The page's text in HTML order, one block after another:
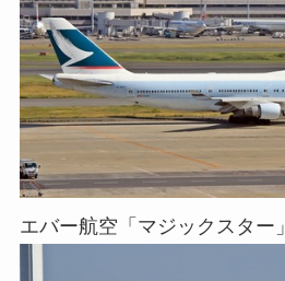
エバー航空「マジックスター」